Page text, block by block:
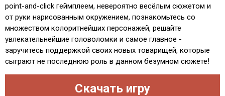
point-and-click геймплеем, невероятно весёлым сюжетом и
от руки нарисованным окружением, познакомьтесь со
множеством колоритнейших персонажей, решайте
увлекательнейшие головоломки и самое главное -
заручитесь поддержкой своих новых товарищей, которые
сыграют не последнюю роль в данном безумном сюжете!
Скачать игру